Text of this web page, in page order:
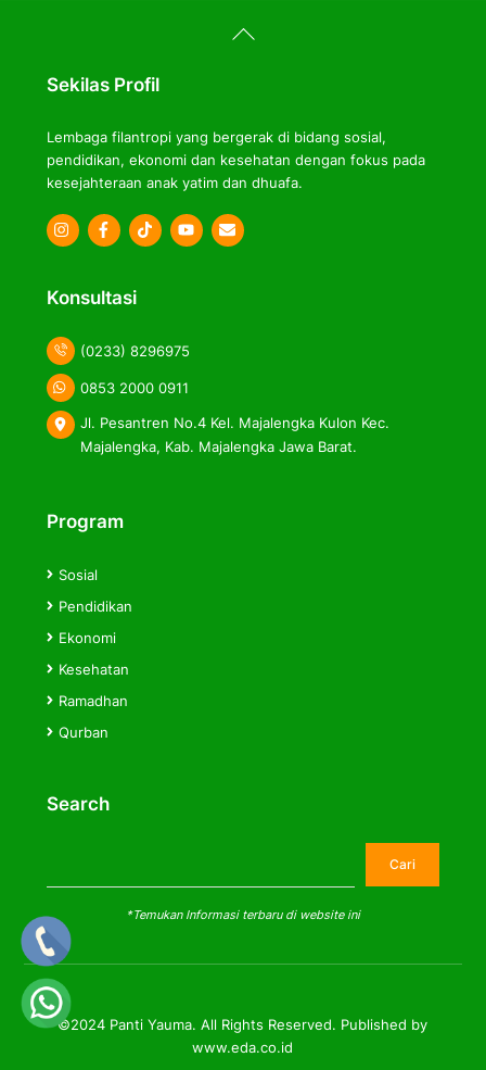
Back
To
Sekilas Profil
Lembaga filantropi yang bergerak di bidang sosial,
pendidikan, ekonomi dan kesehatan dengan fokus pada
kesejahteraan anak yatim dan dhuafa.
Icon
Icon
Icon
Konsultasi
(0233) 8296975
0853 2000 0911
Jl. Pesantren No.4 Kel. Majalengka Kulon Kec.
Majalengka, Kab. Majalengka Jawa Barat.
Program
Sosial
Pendidikan
Ekonomi
Kesehatan
Ramadhan
Qurban
Search
Cari
*Temukan Informasi terbaru di website ini
©2024 Panti Yauma. All Rights Reserved. Published by
www.eda.co.id